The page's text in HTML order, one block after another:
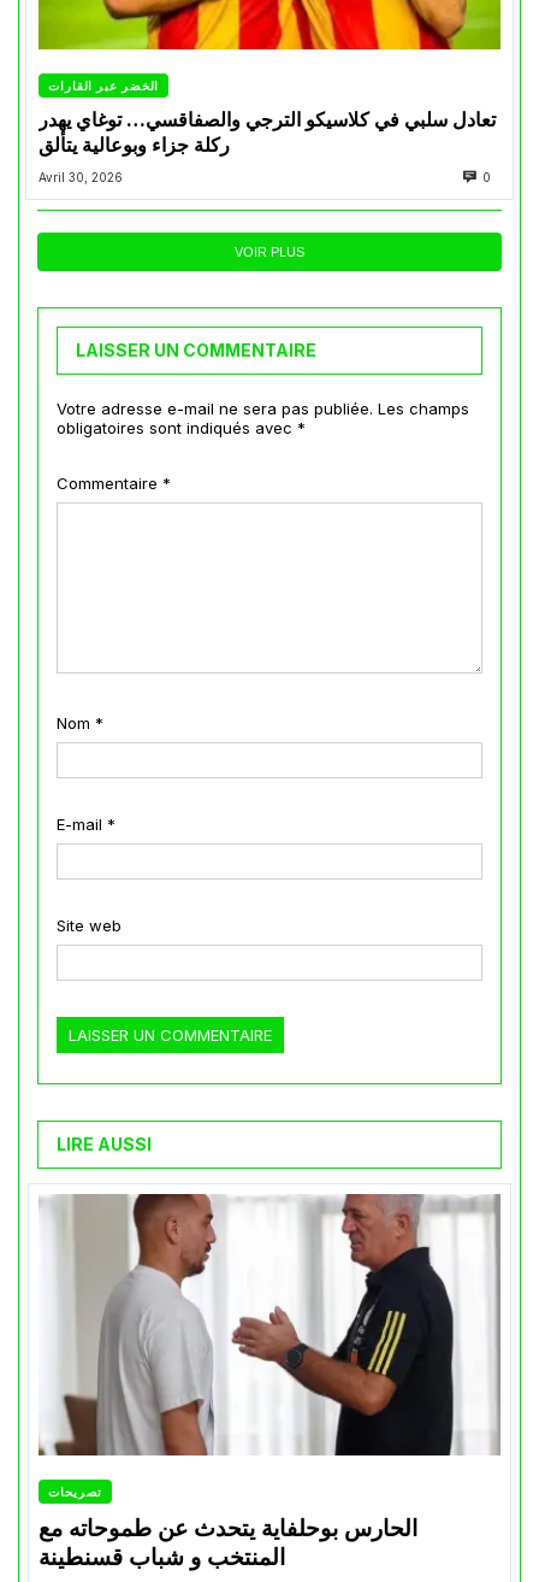
الخضر عبر القارات
تعادل سلبي في كلاسيكو الترجي والصفاقسي… توغاي يهدر
ركلة جزاء وبوعالية يتألق
Avril 30, 2026 0
VOIR PLUS
LAISSER UN COMMENTAIRE
Votre adresse e-mail ne sera pas publiée. Les champs
obligatoires sont indiqués avec *
Commentaire *
Nom *
E-mail *
Site web
LIRE AUSSI
تصريحات
الحارس بوحلفاية يتحدث عن طموحاته مع
المنتخب و شباب قسنطينة